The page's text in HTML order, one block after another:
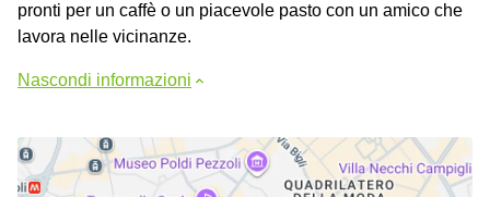
pronti per un caffè o un piacevole pasto con un amico che
lavora nelle vicinanze.
Nascondi informazioni